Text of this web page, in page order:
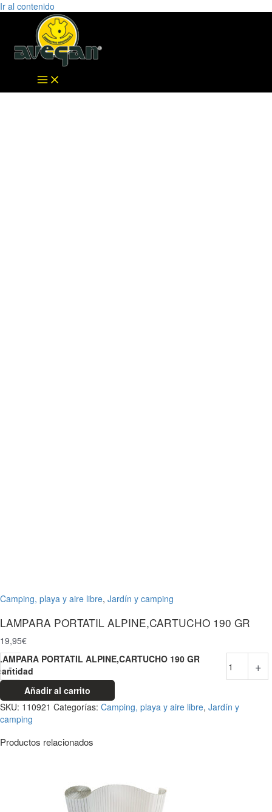
Ir al contenido
Camping, playa y aire libre, Jardín y camping
LAMPARA PORTATIL ALPINE,CARTUCHO 190 GR
19,95€
-
PORTATIL ALPINE,CARTUCHO 190 GR
+
Añadir al carrito
SKU: 110921 Categorías: Camping, playa y aire libre, Jardín y
camping
Productos relacionados